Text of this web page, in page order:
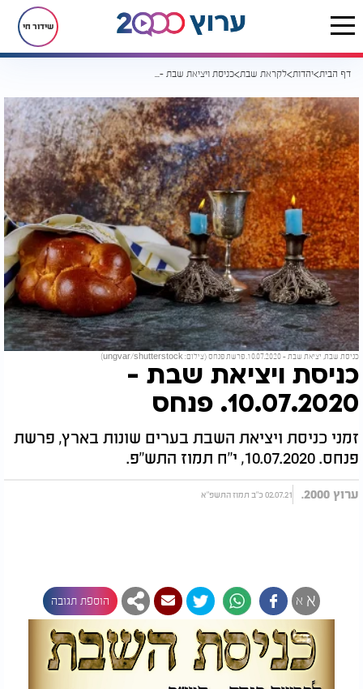
שידור חי
דף הבית יהדות לקראת שבת כניסת ויציאת שבת - 10.07.2020. פנחס
כניסת שבת, יציאת שבת - 10.07.2020. פרשת פנחס (צילום: ungvar/shutterstock)
כניסת ויציאת שבת -
10.07.2020. פנחס
זמני כניסת ויציאת השבת בערים שונות בארץ, פרשת
פנחס. 10.07.2020, י"ח תמוז התש"פ.
ערוץ 2000. 02.07.21 כ"ב תמוז התשפ"א
א א הוספת תגובה